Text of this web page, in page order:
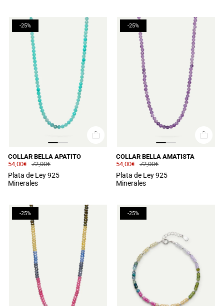
-25%
COLLAR BELLA APATITO
54,00€ 72,00€
Plata de Ley 925
Minerales
-25%
COLLAR BELLA AMATISTA
54,00€ 72,00€
Plata de Ley 925
Minerales
-25% -25%